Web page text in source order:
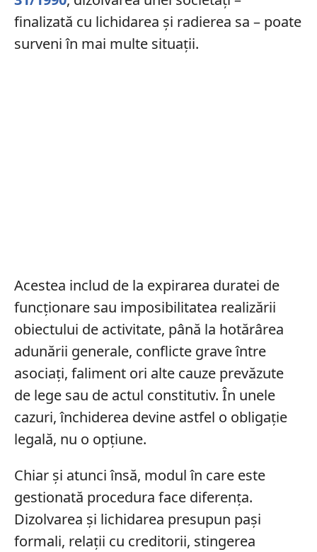
finalizată cu lichidarea și radierea sa – poate
surveni în mai multe situații.
Acestea includ de la expirarea duratei de
funcționare sau imposibilitatea realizării
obiectului de activitate, până la hotărârea
adunării generale, conflicte grave între
asociați, faliment ori alte cauze prevăzute
de lege sau de actul constitutiv. În unele
cazuri, închiderea devine astfel o obligație
legală, nu o opțiune.
Chiar și atunci însă, modul în care este
gestionată procedura face diferența.
Dizolvarea și lichidarea presupun pași
formali, relații cu creditorii, stingerea